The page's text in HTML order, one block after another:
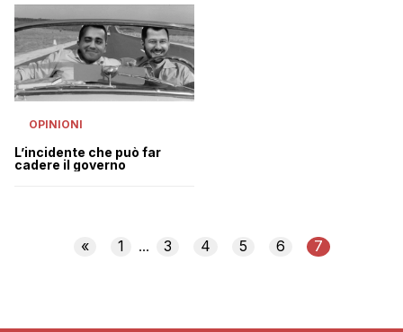
OPINIONI
L’incidente che può far
cadere il governo
« 1 ... 3 4 5 6 7